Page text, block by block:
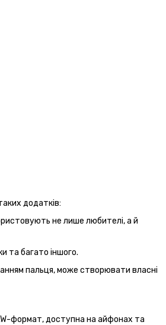
додатків:
не лише любителі, а й
та багато іншого.
пальця, може створювати власні
формат, доступна на айфонах та